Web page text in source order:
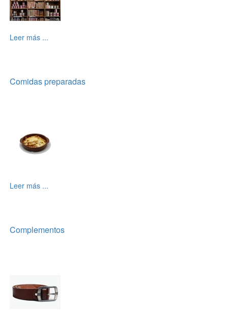
Leer más ...
Comidas preparadas
Leer más ...
Complementos